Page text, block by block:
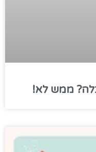
ממש לא!